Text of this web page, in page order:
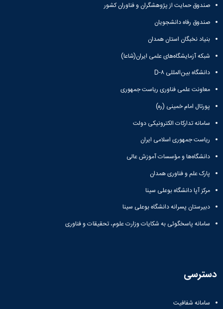
صندوق حمایت از پژوهشگران و فناوران کشور
صندوق رفاه دانشجویان
بنیاد نخبگان استان همدان
شبکه آزمایشگاه‌های علمی ایران(شاعا)
دانشگاه بین‌المللی D-۸
معاونت علمی فناوری ریاست جمهوری
پورتال امام خمینی (ره)
سامانه تدارکات الکترونیکی دولت
ریاست جمهوری اسلامی ایران
دانشگاه‌ها و مؤسسات آموزش عالی
پارک علم و فناوری همدان
مرکز آپا دانشگاه بوعلی سینا
دبیرستان پسرانه دانشگاه بوعلی سینا
سامانه پاسخگوئی به شکایات وزارت علوم، تحقیقات و فناوری
دسترسی
سامانه شفافیت